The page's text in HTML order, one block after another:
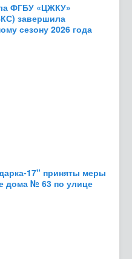
ФГБУ «ЦЖКУ»
завершила
сезону 2026 года
17" приняты меры
дома № 63 по улице